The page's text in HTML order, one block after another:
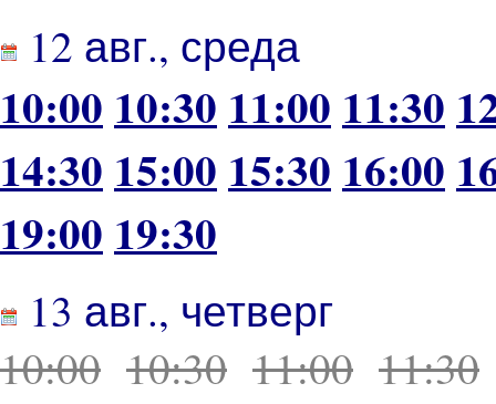
12 авг., среда
10:00 10:30 11:00 11:30
14:30 15:00 15:30 16:00
19:00 19:30
13 авг., четверг
10:00 10:30 11:00 11:30